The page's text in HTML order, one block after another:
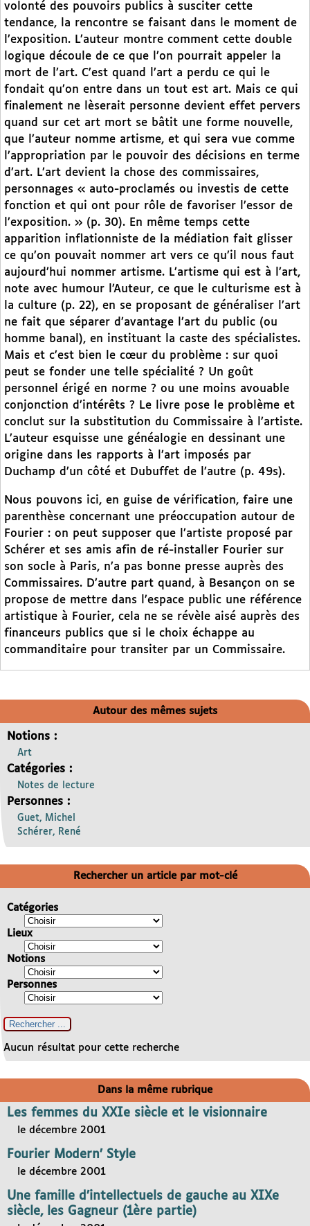
volonté des pouvoirs publics à susciter cette
tendance, la rencontre se faisant dans le moment de
l’exposition. L’auteur montre comment cette double
logique découle de ce que l’on pourrait appeler la
mort de l’art. C’est quand l’art a perdu ce qui le
fondait qu’on entre dans un tout est art. Mais ce qui
finalement ne lèserait personne devient effet pervers
quand sur cet art mort se bâtit une forme nouvelle,
que l’auteur nomme artisme, et qui sera vue comme
l’appropriation par le pouvoir des décisions en terme
d’art. L’art devient la chose des commissaires,
personnages « auto-proclamés ou investis de cette
fonction et qui ont pour rôle de favoriser l’essor de
l’exposition. » (p. 30). En même temps cette
apparition inflationniste de la médiation fait glisser
ce qu’on pouvait nommer art vers ce qu’il nous faut
aujourd’hui nommer artisme. L’artisme qui est à l’art,
note avec humour l’Auteur, ce que le culturisme est à
la culture (p. 22), en se proposant de généraliser l’art
ne fait que séparer d’avantage l’art du public (ou
homme banal), en instituant la caste des spécialistes.
Mais et c’est bien le cœur du problème : sur quoi
peut se fonder une telle spécialité ? Un goût
personnel érigé en norme ? ou une moins avouable
conjonction d’intérêts ? Le livre pose le problème et
conclut sur la substitution du Commissaire à l’artiste.
L’auteur esquisse une généalogie en dessinant une
origine dans les rapports à l’art imposés par
Duchamp d’un côté et Dubuffet de l’autre (p. 49s).
Nous pouvons ici, en guise de vérification, faire une
parenthèse concernant une préoccupation autour de
Fourier : on peut supposer que l’artiste proposé par
Schérer et ses amis afin de ré-installer Fourier sur
son socle à Paris, n’a pas bonne presse auprès des
Commissaires. D’autre part quand, à Besançon on se
propose de mettre dans l’espace public une référence
artistique à Fourier, cela ne se révèle aisé auprès des
financeurs publics que si le choix échappe au
commanditaire pour transiter par un Commissaire.
Autour des mêmes sujets
Notions :
Art
Catégories :
Notes de lecture
Personnes :
Guet, Michel
Schérer, René
Rechercher un article par mot-clé
Catégories
Lieux
Notions
Personnes
Aucun résultat pour cette recherche
Dans la même rubrique
Les femmes du XXIe siècle et le visionnaire
le décembre 2001
Fourier Modern’ Style
le décembre 2001
Une famille d’intellectuels de gauche au XIXe
siècle, les Gagneur (1ère partie)